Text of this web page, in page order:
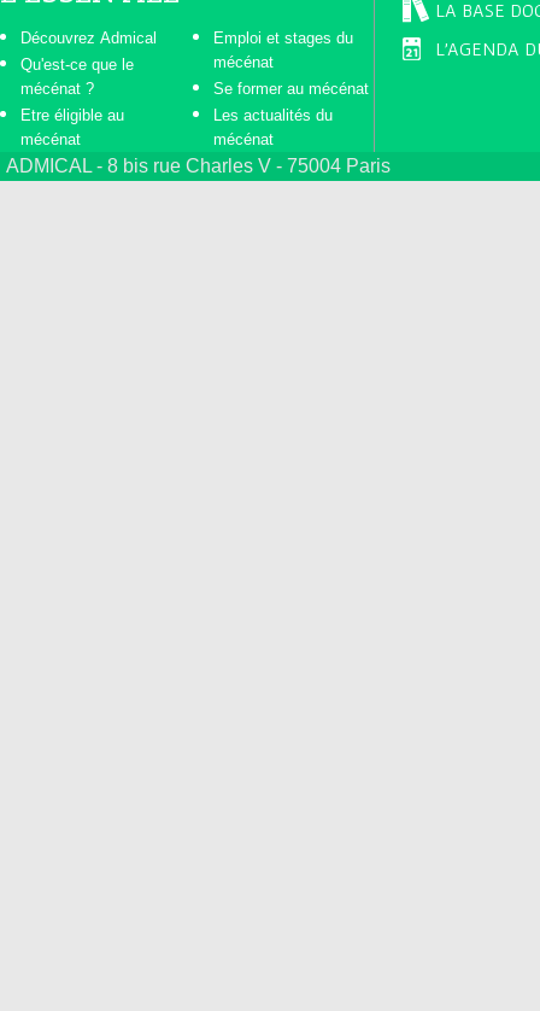
Découvrez Admical
Qu'est-ce que le
mécénat ?
Etre éligible au
mécénat
Emploi et stages du
mécénat
Se former au mécénat
Les actualités du
mécénat
LA BASE
L'AGENDA
ADMICAL - 8 bis rue Charles V - 75004 Paris